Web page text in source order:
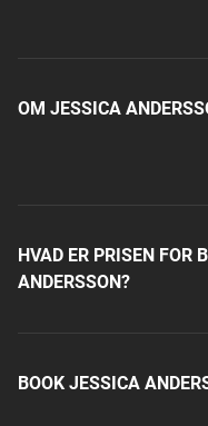
OM JESSICA
HVAD ER PRISEN FOR
ANDERSSON?
BOOK JESSICA